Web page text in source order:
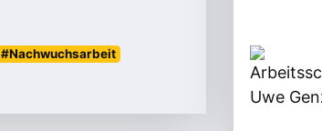
#Nachwuchsarbeit